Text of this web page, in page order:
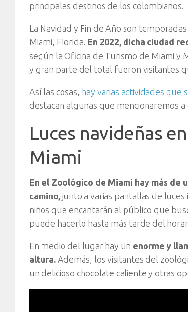
principales destinos de los colombianos.
La Navidad y Fin de Año son
Miami, Florida. En 2022, dicha ciudad
según la Oficina de Turismo de Miami y
y gran parte del total fueron visitantes
Así las cosas, hay varias actividades que
destacan algunas que mencionaremos a
Luces navideñas
Miami
En el Zoológico de Miami hay más de
camino, junto a varias pantallas de
niños que encantarán al público que
puede hacerlo hasta más tarde del
En medio del lugar hay un enorme y
altura. Además, los visitantes del
un delicioso chocolate caliente y otras